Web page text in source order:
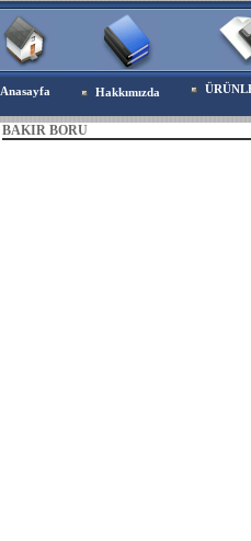
Anasayfa Hakkımızda
BAKIR BORU